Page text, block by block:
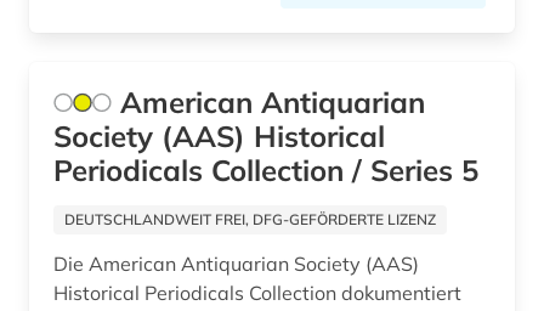
American Antiquarian
Society (AAS) Historical
Periodicals Collection / Series 5
DEUTSCHLANDWEIT FREI, DFG-GEFÖRDERTE LIZENZ
Die American Antiquarian Society (AAS)
Historical Periodicals Collection dokumentiert